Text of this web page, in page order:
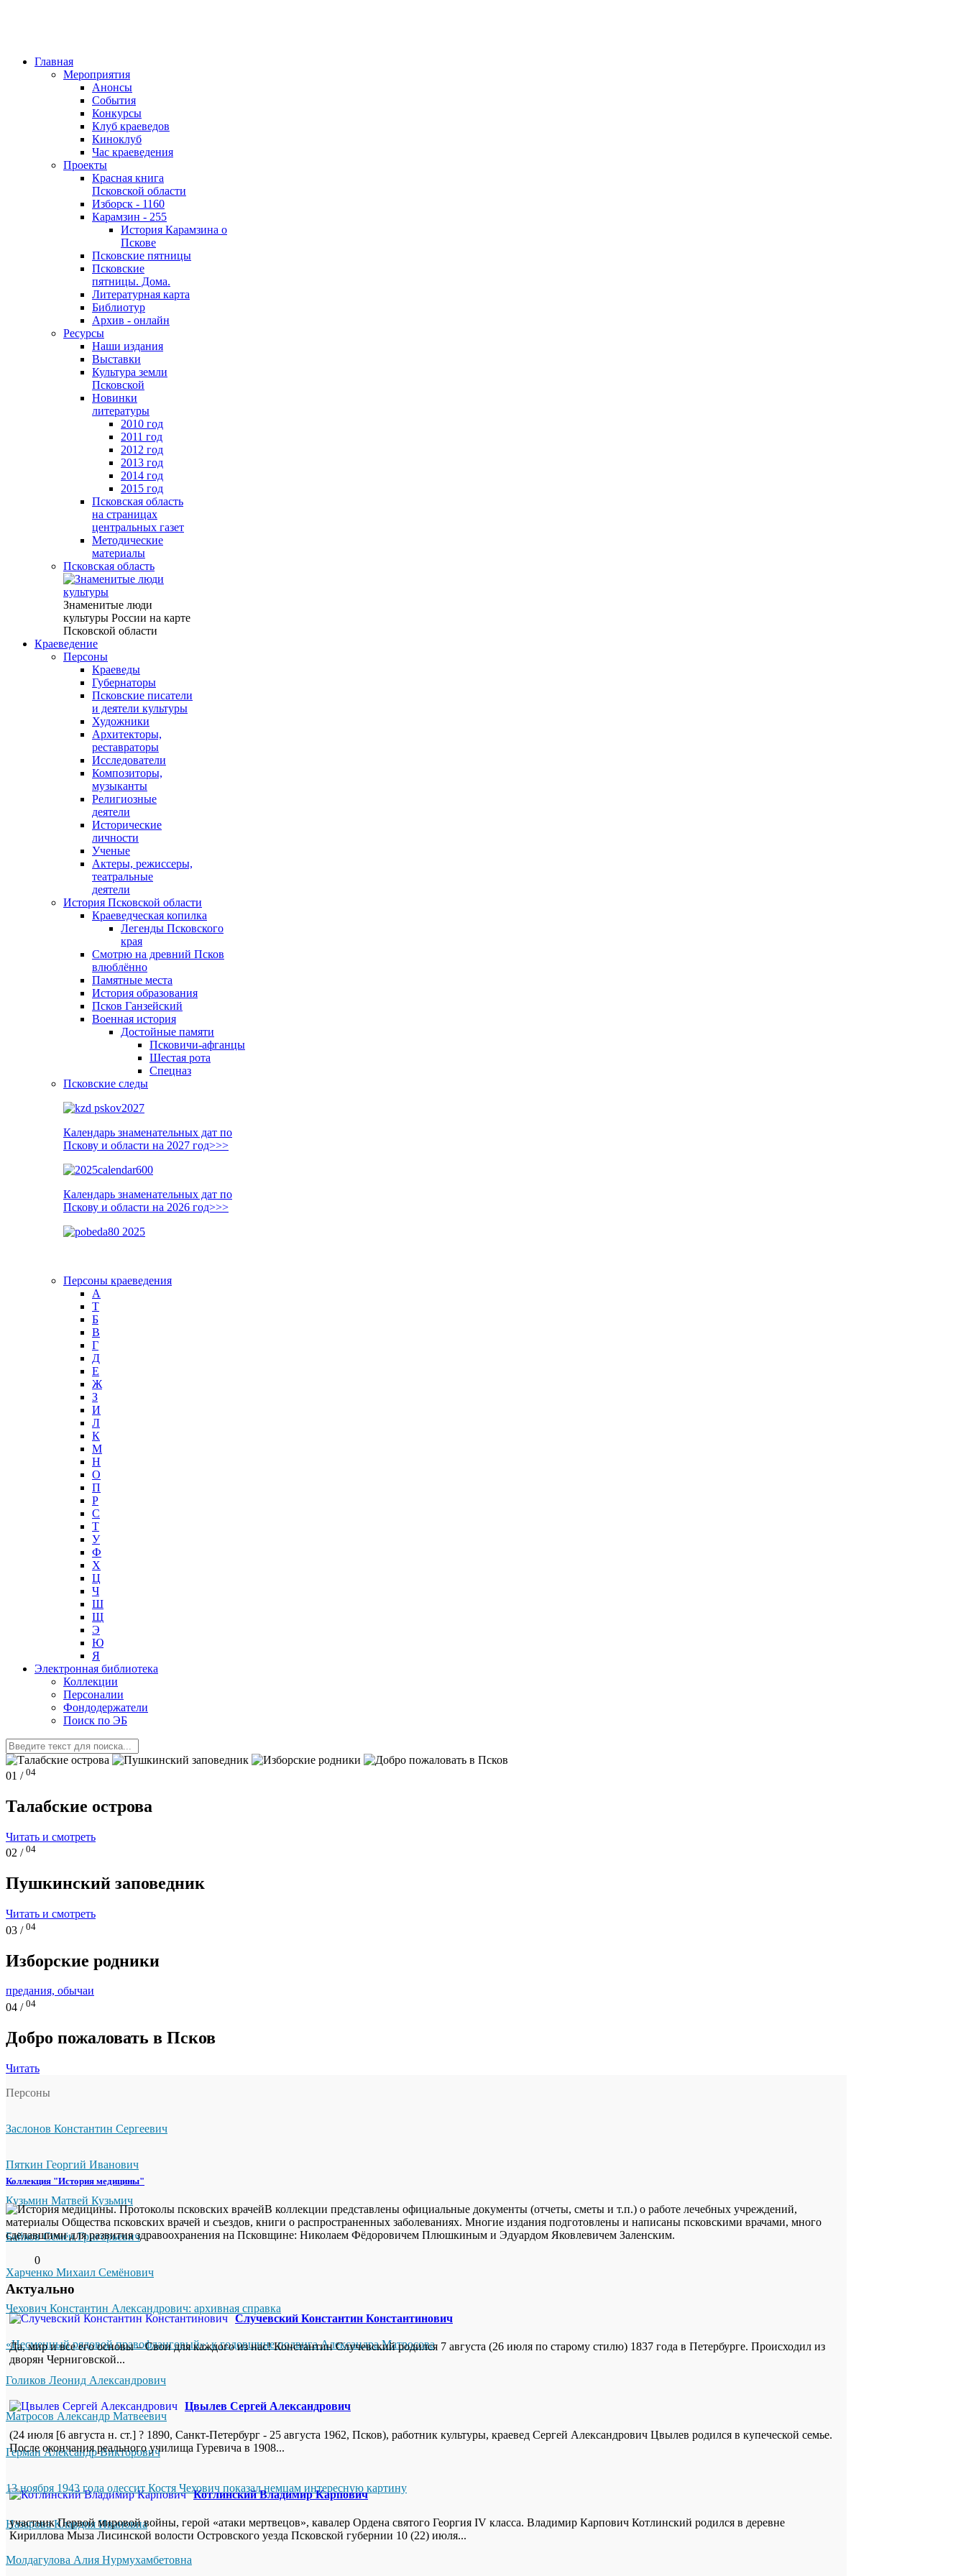
Главная
Мероприятия
Анонсы
События
Конкурсы
Клуб краеведов
Киноклуб
Час краеведения
Проекты
Красная книга
Псковской области
Изборск - 1160
Карамзин - 255
История Карамзина о
Пскове
Псковские пятницы
Псковские
пятницы. Дома.
Литературная карта
Библиотур
Архив - онлайн
Ресурсы
Наши издания
Выставки
Культура земли
Псковской
Новинки
литературы
2010 год
2011 год
2012 год
2013 год
2014 год
2015 год
Псковская область
на страницах
центральных газет
Методические
материалы
Псковская область
Знаменитые люди
культуры России на карте
Псковской области
Краеведение
Персоны
Краеведы
Губернаторы
Псковские писатели
и деятели культуры
Художники
Архитекторы,
реставраторы
Исследователи
Композиторы,
музыканты
Религиозные
деятели
Исторические
личности
Ученые
Актеры, режиссеры,
театральные
деятели
История Псковской области
Краеведческая копилка
Легенды Псковского
края
Смотрю на древний Псков
влюблённо
Памятные места
История образования
Псков Ганзейский
Военная история
Достойные памяти
Псковичи-афганцы
Шестая рота
Спецназ
Псковские следы
Календарь знаменательных дат по
Пскову и области на 2027 год>>>
Календарь знаменательных дат по
Пскову и области на 2026 год>>>
Персоны краеведения
А
T
Б
В
Г
Д
Е
Ж
З
И
Л
К
М
Н
О
П
Р
С
Т
У
Ф
Х
Ц
Ч
Ш
Щ
Э
Ю
Я
Электронная библиотека
Коллекции
Персоналии
Фондодержатели
Поиск по ЭБ
01 / 04
Талабские острова
Читать и смотреть
02 / 04
Пушкинский заповедник
Читать и смотреть
03 / 04
Изборские родники
предания, обычаи
04 / 04
Добро пожаловать в Псков
Читать
Персоны
Заслонов Константин Сергеевич
Пяткин Георгий Иванович
Кузьмин Матвей Кузьмич
Байков Семён Григорьевич
Харченко Михаил Семёнович
Чехович Константин Александрович: архивная справка
«Несменный рядовой правофланговый»: к годовщине подвига Александра Матросова
Голиков Леонид Александрович
Матросов Александр Матвеевич
Герман Александр Викторович
13 ноября 1943 года одессит Костя Чехович показал немцам интересную картину
Назарова Клавдия Ивановна
Молдагулова Алия Нурмухамбетовна
Коллекция "История медицины"
В коллекции представлены официальные документы (отчеты, сметы и т.п.) о работе лечебных учреждений,
материалы Общества псковских врачей и съездов, книги о распространенных заболеваниях. Многие издания подготовлены и написаны псковскими врачами, много
сделавшими для развития здравоохранения на Псковщине: Николаем Фёдоровичем Плюшкиным и Эдуардом Яковлевичем Заленским.
0
Актуально
Случевский Константин Константинович
Да, мир и все его основы – Свои для каждого из нас! Константин Случевский родился 7 августа (26 июля по старому стилю) 1837 года в Петербурге. Происходил из
дворян Черниговской...
Цвылев Сергей Александрович
(24 июля [6 августа н. ст.] ? 1890, Санкт-Петербург - 25 августа 1962, Псков), работник культуры, краевед Сергей Александрович Цвылев родился в купеческой семье.
После окончания реального училища Гуревича в 1908...
Котлинский Владимир Карпович
участник Первой мировой войны, герой «атаки мертвецов», кавалер Ордена святого Георгия IV класса. Владимир Карпович Котлинский родился в деревне
Кириллова Мыза Лисинской волости Островского уезда Псковской губернии 10 (22) июля...